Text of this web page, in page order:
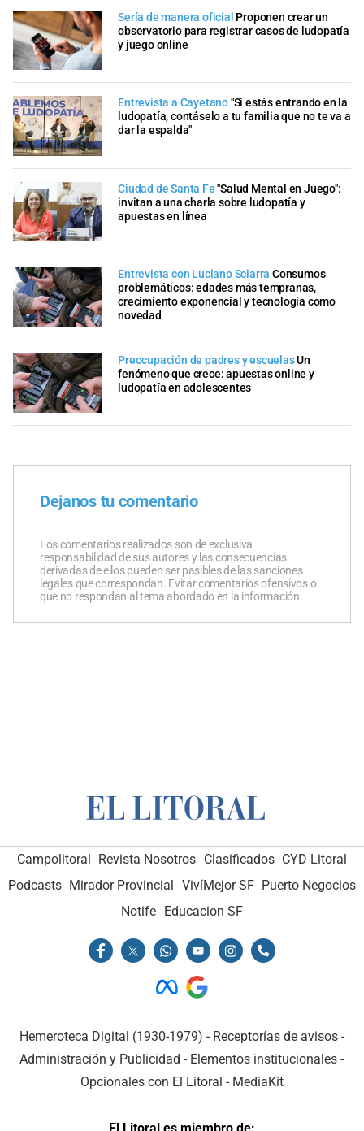
Sería de manera oficial Proponen crear un
observatorio para registrar casos de ludopatía
y juego online
Entrevista a Cayetano"Si estás entrando en la
ludopatía, contáselo a tu familia que no te va a
dar la espalda"
Ciudad de Santa Fe "Salud Mental en Juego":
invitan a una charla sobre ludopatía y
apuestas en línea
Entrevista con Luciano Sciarra Consumos
problemáticos: edades más tempranas,
crecimiento exponencial y tecnología como
novedad
Preocupación de padres y escuelasUn
fenómeno que crece: apuestas online y
ludopatía en adolescentes
Dejanos tu comentario
Los comentarios realizados son de exclusiva
responsabilidad de sus autores y las consecuencias
derivadas de ellos pueden ser pasibles de las sanciones
legales que correspondan. Evitar comentarios ofensivos o
que no respondan al tema abordado en la información.
Campolitoral Revista Nosotros Clasificados CYD Litoral
Podcasts Mirador Provincial VivíMejor SF Puerto Negocios
Notife Educacion SF
Hemeroteca Digital (1930-1979) - Receptorías de avisos -
Administración y Publicidad - Elementos institucionales -
Opcionales con El Litoral - MediaKit
El Litoral es miembro de: